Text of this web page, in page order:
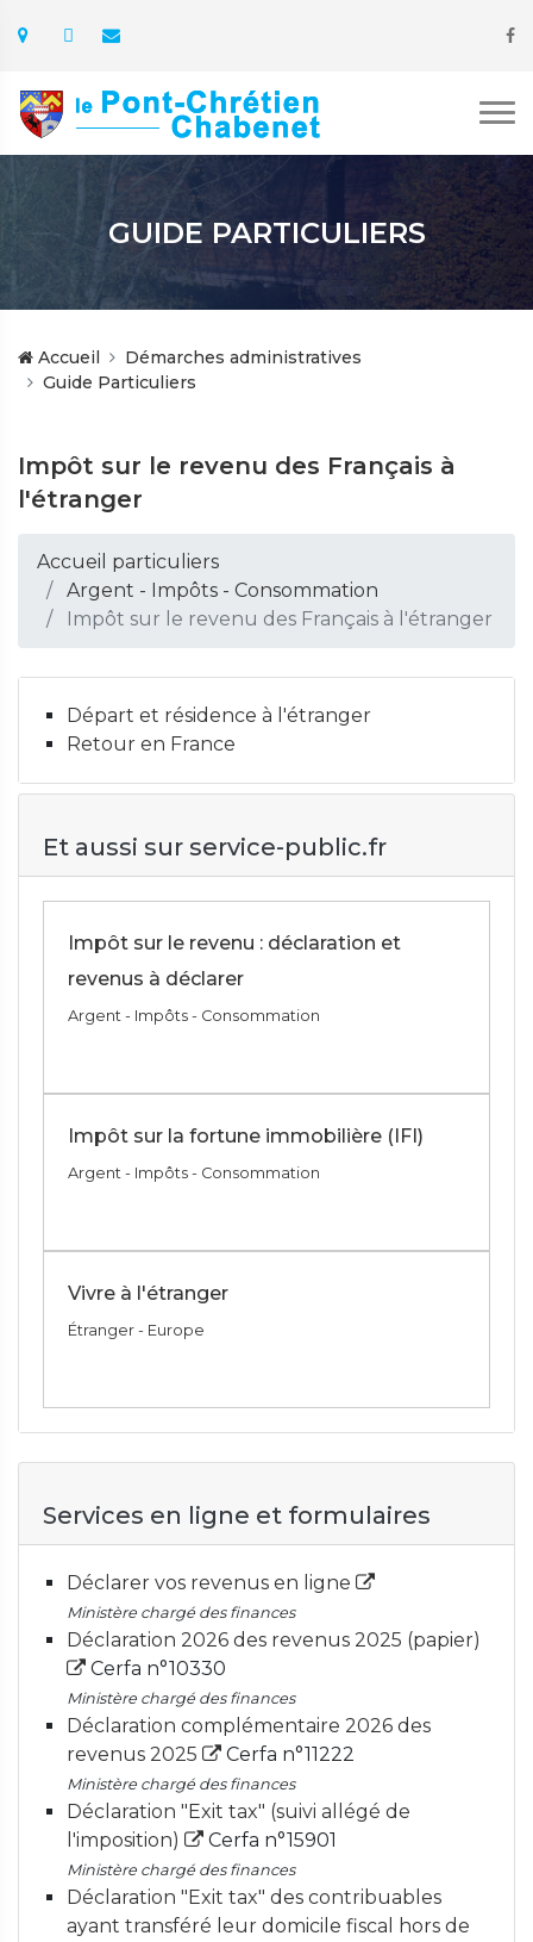
GUIDE PARTICULIERS
Accueil
Démarches administratives
Guide Particuliers
Impôt sur le revenu des Français à
l'étranger
Accueil particuliers
Argent - Impôts - Consommation
Impôt sur le revenu des Français à l'étranger
Départ et résidence à l'étranger
Retour en France
Et aussi sur service-public.fr
Impôt sur le revenu : déclaration et
revenus à déclarer
Argent - Impôts - Consommation
Impôt sur la fortune immobilière (IFI)
Argent - Impôts - Consommation
Vivre à l'étranger
Étranger - Europe
Services en ligne et formulaires
Déclarer vos revenus en ligne
Ministère chargé des finances
Déclaration 2026 des revenus 2025 (papier)
Cerfa n°10330
Ministère chargé des finances
Déclaration complémentaire 2026 des
revenus 2025
Cerfa n°11222
Ministère chargé des finances
Déclaration "Exit tax" (suivi allégé de
l'imposition)
Cerfa n°15901
Ministère chargé des finances
Déclaration "Exit tax" des contribuables
ayant transféré leur domicile fiscal hors de